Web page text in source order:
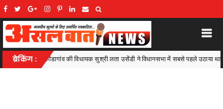
ब्रेकिंग :
ने विधानसभा में सबसे पहले उठाया था यह मुद्दा,अब जाकर हुई राज्य के उत्कृष्ट खिलाड़ियों